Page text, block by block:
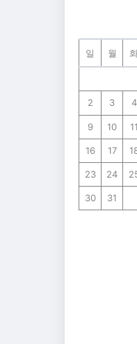
일 월
2 3 4
9 10 11
16 17
23 24
30 31